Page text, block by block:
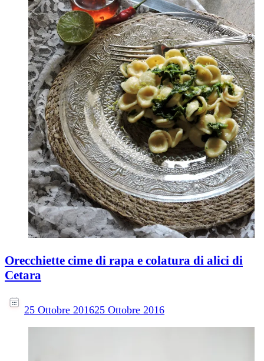
Orecchiette cime di rapa e colatura di alici di
Cetara
25 Ottobre 201625 Ottobre 2016